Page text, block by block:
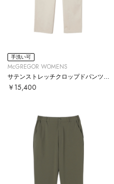
手洗い可
McGREGOR WOMENS
￥15,400